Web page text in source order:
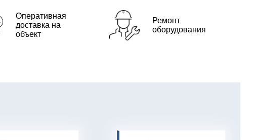
Оперативная
доставка на
объект
Ремонт
оборудования